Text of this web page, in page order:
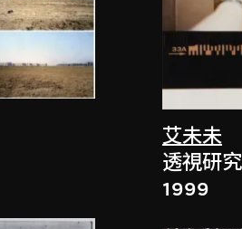
艾未未
透視研
1999